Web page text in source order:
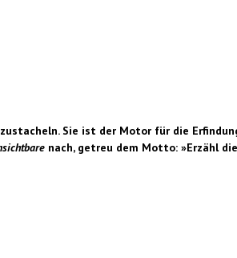
Sie ist der Motor für die
nach, getreu dem Motto: »Erzähl